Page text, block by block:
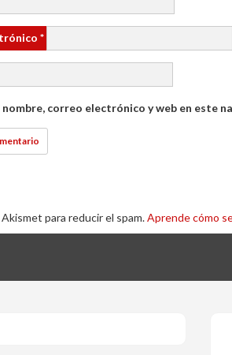
*
nombre, correo electrónico y web en este
para reducir el spam.Aprende cómo